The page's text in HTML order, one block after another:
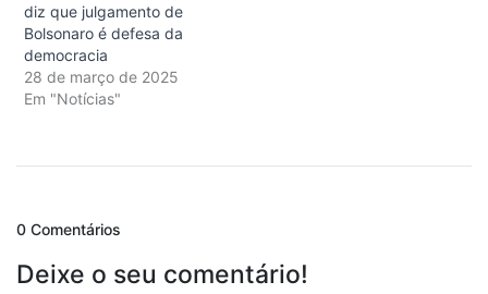
diz que julgamento de
Bolsonaro é defesa da
democracia
28 de março de 2025
Em "Notícias"
0 Comentários
Deixe o seu comentário!